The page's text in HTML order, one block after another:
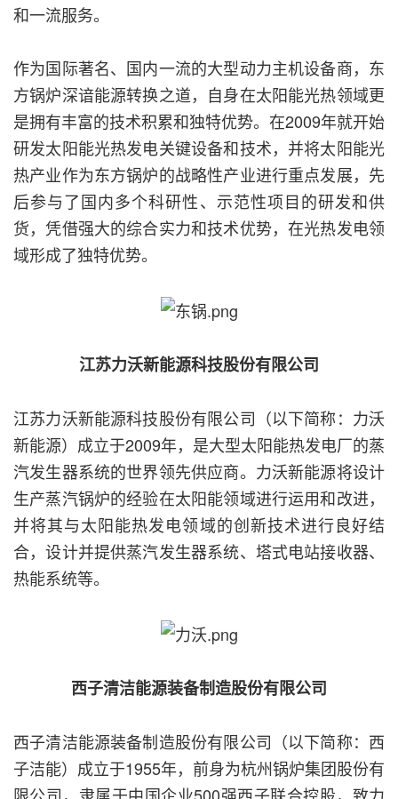
和一流服务。
作为国际著名、国内一流的大型动力主机设备商，东
方锅炉深谙能源转换之道，自身在太阳能光热领域更
是拥有丰富的技术积累和独特优势。在2009年就开始
研发太阳能光热发电关键设备和技术，并将太阳能光
热产业作为东方锅炉的战略性产业进行重点发展，先
后参与了国内多个科研性、示范性项目的研发和供
货，凭借强大的综合实力和技术优势，在光热发电领
域形成了独特优势。
江苏力沃新能源科技股份有限公司
江苏力沃新能源科技股份有限公司（以下简称：力沃
新能源）成立于2009年，是大型太阳能热发电厂的蒸
汽发生器系统的世界领先供应商。力沃新能源将设计
生产蒸汽锅炉的经验在太阳能领域进行运用和改进，
并将其与太阳能热发电领域的创新技术进行良好结
合，设计并提供蒸汽发生器系统、塔式电站接收器、
热能系统等。
西子清洁能源装备制造股份有限公司
西子清洁能源装备制造股份有限公司（以下简称：西
子洁能）成立于1955年，前身为杭州锅炉集团股份有